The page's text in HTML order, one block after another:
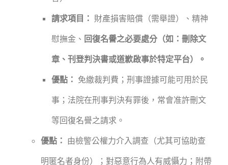
請求項目： 財產損害賠償（需舉證）、精神
慰撫金、 回復名譽之必要處分（如：刪除文
章、刊登判決書或道歉啟事於特定平台）。
優點： 免繳裁判費；刑事證據可能可用於民
事；法院在刑事判決有罪後，常會准許刪文
等回復名譽之請求。
優點： 由檢警公權力介入調查（尤其可協助查
明匿名者身份）；對惡意行為人有威懾力；附帶